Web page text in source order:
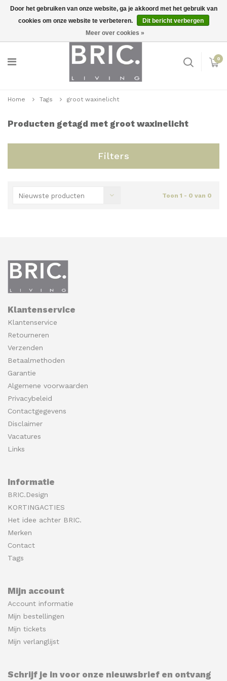
Inloggen
0
Home Tags groot waxinelicht
Producten getagd met groot waxinelicht
Filters
Nieuwste producten Toon 1 - 0 van 0
Klantenservice
Klantenservice
Retourneren
Verzenden
Betaalmethoden
Garantie
Algemene voorwaarden
Privacybeleid
Contactgegevens
Disclaimer
Vacatures
Links
Informatie
BRIC.Design
KORTINGACTIES
Het idee achter BRIC.
Merken
Contact
Tags
Mijn account
Account informatie
Mijn bestellingen
Mijn tickets
Mijn verlanglijst
Schrijf je in voor onze nieuwsbrief en ontvang
Door het gebruiken van onze website, ga je akkoord met het gebruik van
cookies om onze website te verbeteren.
Dit bericht verbergen
Meer over cookies »